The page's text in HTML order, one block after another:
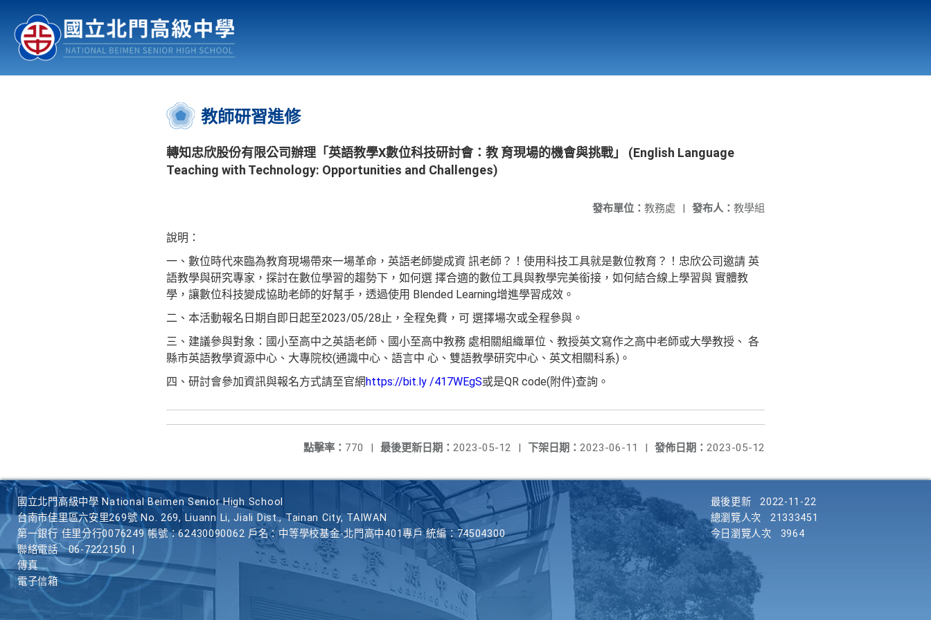
認識北中 行事曆
:::
教師研習進修
轉知忠欣股份有限公司辦理「英語教學X數位科技研討會：教 育現場的機會與挑戰」 (English Language
Teaching with Technology: Opportunities and Challenges)
發布人： 教學組
發布單位： 教務處 |
說明：
一、數位時代來臨為教育現場帶來一場革命，英語老師變成資 訊老師？！使用科技工具就是數位教育？！忠欣公司邀請 英
語教學與研究專家，探討在數位學習的趨勢下，如何選 擇合適的數位工具與教學完美銜接，如何結合線上學習與 實體教
學，讓數位科技變成協助老師的好幫手，透過使用 Blended Learning增進學習成效。
二、本活動報名日期自即日起至2023/05/28止，全程免費，可 選擇場次或全程參與。
三、建議參與對象：國小至高中之英語老師、國小至高中教務 處相關組織單位、教授英文寫作之高中老師或大學教授、 各
縣市英語教學資源中心、大專院校(通識中心、語言中 心、雙語教學研究中心、英文相關科系)。
四、研討會參加資訊與報名方式請至官網https://bit.ly /417WEgS或是QR code(附件)查詢。
發佈日期： 2023-05-12
下架日期： 2023-06-11 |
最後更新日期： 2023-05-12 |
點擊率： 770 |
國立北門高級中學 National Beimen Senior High School
台南市佳里區六安里269號 No. 269, Liuann Li, Jiali Dist., Tainan City, TAIWAN
第一銀行 佳里分行0076249 帳號：62430090062 戶名：中等學校基金-北門高中401專戶 統編：74504300
聯絡電話
06-7222150
傳真
電子信箱
最後更新
2022-11-22
總瀏覽人次
21333451
今日瀏覽人次
3964